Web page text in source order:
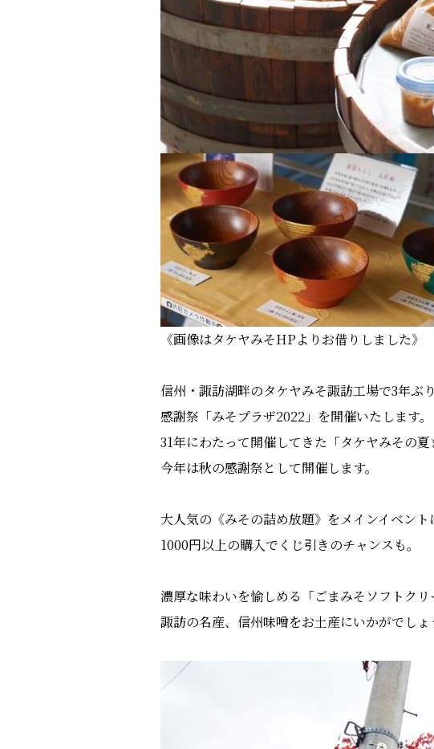
《画像はタケヤみそHPよりお借りしました》
信州・諏訪湖畔のタケヤみそ諏訪工場で3年ぶり
感謝祭「みそプラザ2022」を開催いたします。
31年にわたって開催してきた「タケヤみその
今年は秋の感謝祭として開催します。
大人気の《みその詰め放題》をメインイベント
1000円以上の購入でくじ引きのチャンスも。
濃厚な味わいを愉しめる「ごまみそソフトクリ
諏訪の名産、信州味噌をお土産にいかがでしょ